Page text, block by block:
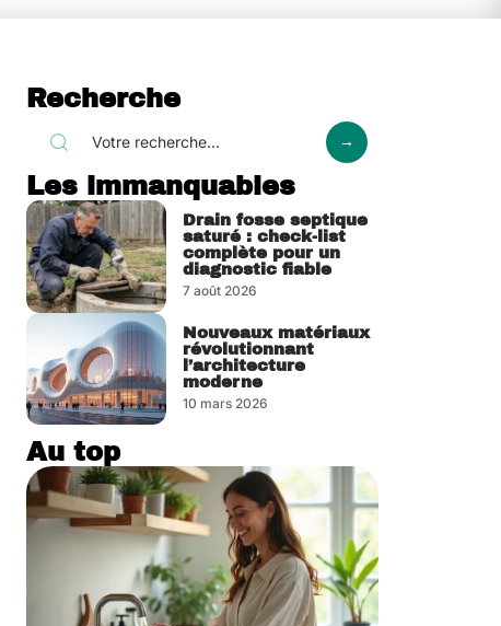
Recherche
Les immanquables
Drain fosse septique
saturé : check-list
complète pour un
diagnostic fiable
7 août 2026
Nouveaux matériaux
révolutionnant
l’architecture
moderne
10 mars 2026
Au top